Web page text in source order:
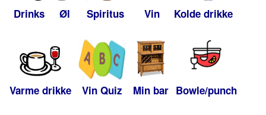
Drinks Øl Spiritus Vin Kolde drikke
Varme drikke Vin Quiz Min bar Bowle/punch